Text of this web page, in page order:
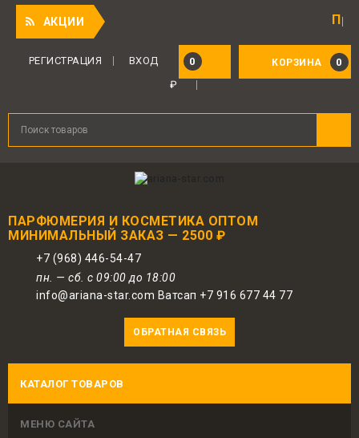
АКЦИИ Приятный
КОРЗИНА 0
0
РЕГИСТРАЦИЯ
ВХОД
₽
ПАРФЮМЕРИЯ И КОСМЕТИКА ОПТОМ
МИНИМАЛЬНЫЙ ЗАКАЗ — 2500 ₽
+7 (968) 446-54-47
пн. — сб. с 09:00 до 18:00
info@ariana-star.com Ватсап +7 916 677 44 77
ОБРАТНАЯ СВЯЗЬ
КАТАЛОГ ТОВАРОВ
МЕНЮ САЙТА
Для авторизованных пользователей
предоставляется 1 бонус за 100 руб.
от совершенной покупки. Бонусами